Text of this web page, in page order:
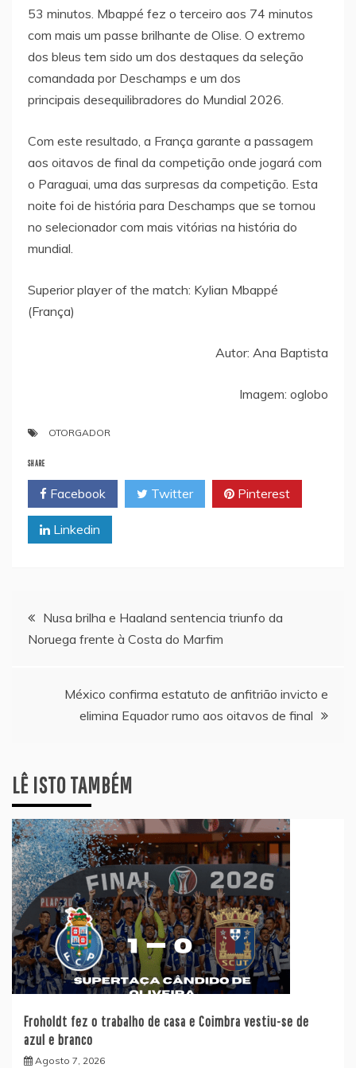
53 minutos. Mbappé fez o terceiro aos 74 minutos
com mais um passe brilhante de Olise. O extremo
dos bleus tem sido um dos destaques da seleção
comandada por Deschamps e um dos
principais desequilibradores do Mundial 2026.
Com este resultado, a França garante a passagem
aos oitavos de final da competição onde jogará com
o Paraguai, uma das surpresas da competição. Esta
noite foi de história para Deschamps que se tornou
no selecionador com mais vitórias na história do
mundial.
Superior player of the match: Kylian Mbappé
(França)
Autor: Ana Baptista
Imagem: oglobo
OTORGADOR
SHARE
Facebook Twitter Pinterest
Linkedin
Navegação
artigos
Nusa brilha e Haaland sentencia triunfo da
Noruega frente à Costa do Marfim
México confirma estatuto de anfitrião invicto e
elimina Equador rumo aos oitavos de final
LÊ ISTO TAMBÉM
Froholdt fez o trabalho de casa e Coimbra vestiu-se de
azul e branco
Agosto 7, 2026